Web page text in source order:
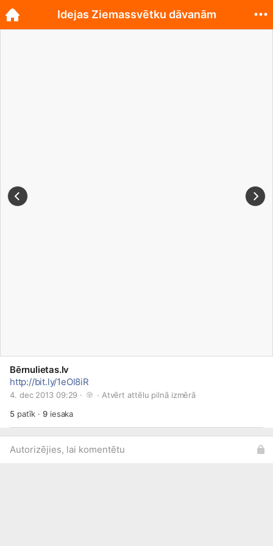
Bērnulietas.lv
http://bit.ly/1eOl8iR
4. dec 2013 09:29 · · Atvērt attēlu pilnā izmērā
5patīk ·9iesaka
Autorizējies, lai komentētu
Idejas Ziemassvētku dāvanām